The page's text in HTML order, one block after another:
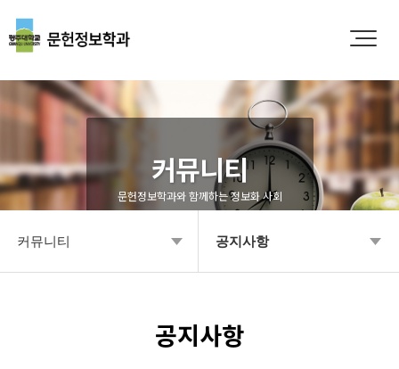
커뮤니티
문헌정보학과와 함께하는 정보화 사회
커뮤니티 공지사항
Q&A
영상갤러리
공지사항